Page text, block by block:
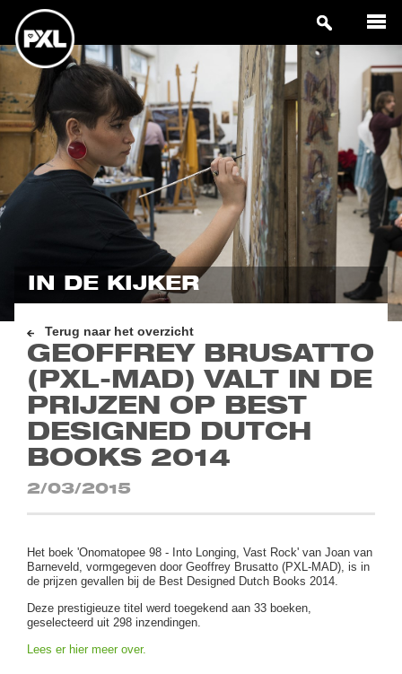
IN DE KIJKER
Terug naar het overzicht
GEOFFREY BRUSATTO
(PXL-MAD) VALT IN DE
PRIJZEN OP BEST
DESIGNED DUTCH
BOOKS 2014
2/03/2015
Het boek 'Onomatopee 98 - Into Longing, Vast Rock' van Joan van
Barneveld, vormgegeven door Geoffrey Brusatto (PXL-MAD), is in
de prijzen gevallen bij de Best Designed Dutch Books 2014.
Deze prestigieuze titel werd toegekend aan 33 boeken,
geselecteerd uit 298 inzendingen.
Lees er hier meer over.